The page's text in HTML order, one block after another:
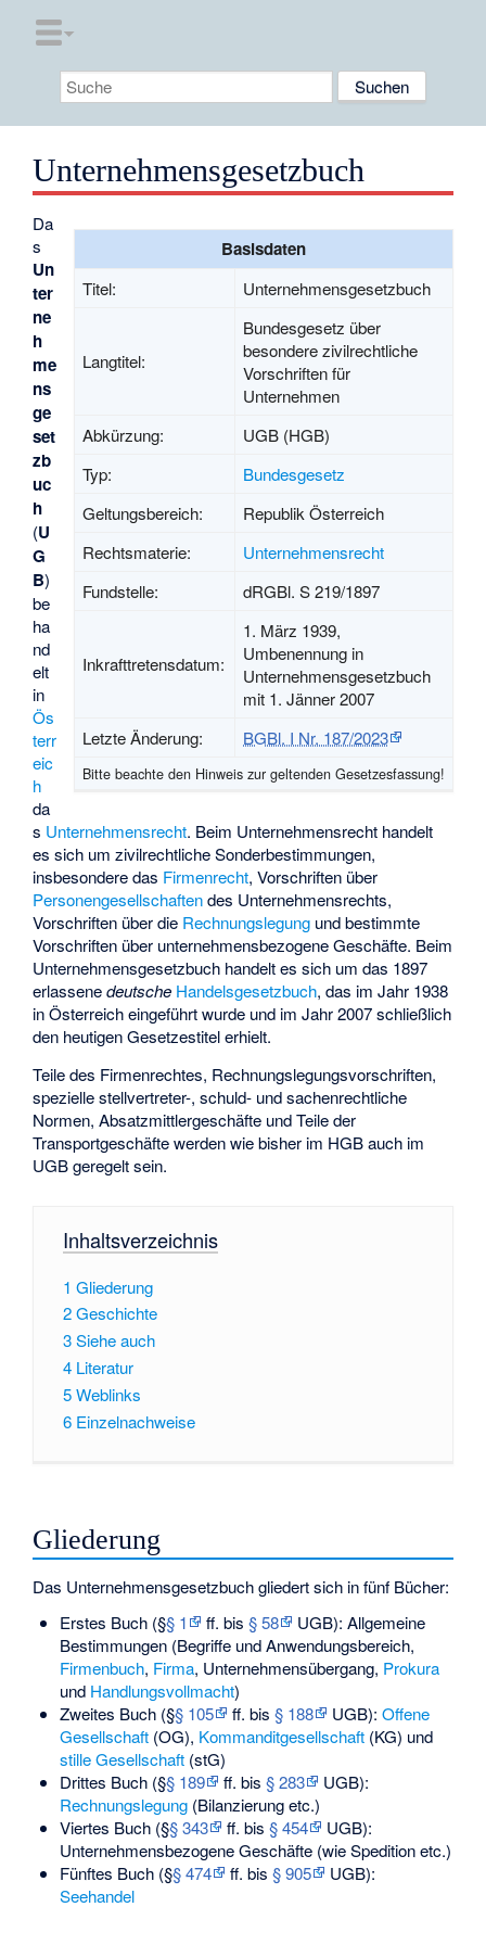
Unternehmensgesetzbuch
Basisdaten
Titel: Unternehmensgesetzbuch
Langtitel:
Bundesgesetz über
besondere zivilrechtliche
Vorschriften für
Unternehmen
Abkürzung:
UGB (HGB)
Typ:
Bundesgesetz
Geltungsbereich:
Republik Österreich
Rechtsmaterie:
Unternehmensrecht
Fundstelle:
dRGBl. S 219/1897
Inkrafttretensdatum:
1. März 1939,
Umbenennung in
Unternehmensgesetzbuch
mit 1. Jänner 2007
Letzte Änderung:
BGBl. I Nr. 187/2023
Bitte beachte den Hinweis zur geltenden Gesetzesfassung!
Da
s
Un
ter
ne
h
me
ns
ge
set
zb
uc
h
(U
G
B)
be
ha
nd
elt
in
Ös
terr
eic
h
da
s Unternehmensrecht. Beim Unternehmensrecht handelt
es sich um zivilrechtliche Sonderbestimmungen,
insbesondere das Firmenrecht, Vorschriften über
Personengesellschaftendes Unternehmensrechts,
Vorschriften über die Rechnungslegung und bestimmte
Vorschriften über unternehmensbezogene Geschäfte. Beim
Unternehmensgesetzbuch handelt es sich um das 1897
erlassenedeutsche Handelsgesetzbuch, das im Jahr 1938
in Österreich eingeführt wurde und im Jahr 2007 schließlich
den heutigen Gesetzestitel erhielt.
Teile des Firmenrechtes, Rechnungslegungsvorschriften,
spezielle stellvertreter-, schuld- und sachenrechtliche
Normen, Absatzmittlergeschäfte und Teile der
Transportgeschäfte werden wie bisher im HGB auch im
UGB geregelt sein.
Inhaltsverzeichnis
1 Gliederung
2Geschichte
3Siehe auch
4 Literatur
5Weblinks
6 Einzelnachweise
Gliederung
Das Unternehmensgesetzbuch gliedert sich in fünf Bücher:
Erstes Buch (§§ 1 ff. bis § 58
UGB): Allgemeine
Bestimmungen (Begriffe und Anwendungsbereich,
Firmenbuch, Firma, Unternehmensübergang, Prokura
und Handlungsvollmacht)
Zweites Buch (§§ 105 ff. bis § 188 UGB): Offene
Gesellschaft(OG), Kommanditgesellschaft(KG) und
stille Gesellschaft(stG)
Drittes Buch (§§ 189 ff. bis § 283
UGB):
Rechnungslegung(Bilanzierung etc.)
Viertes Buch (§§ 343 ff. bis § 454
UGB):
Unternehmensbezogene Geschäfte (wie Spedition etc.)
Fünftes Buch (§§ 474 ff. bis § 905
UGB):
Seehandel